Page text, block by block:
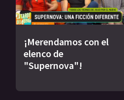
¡Merendamos con el
elenco de
"Supernova"!